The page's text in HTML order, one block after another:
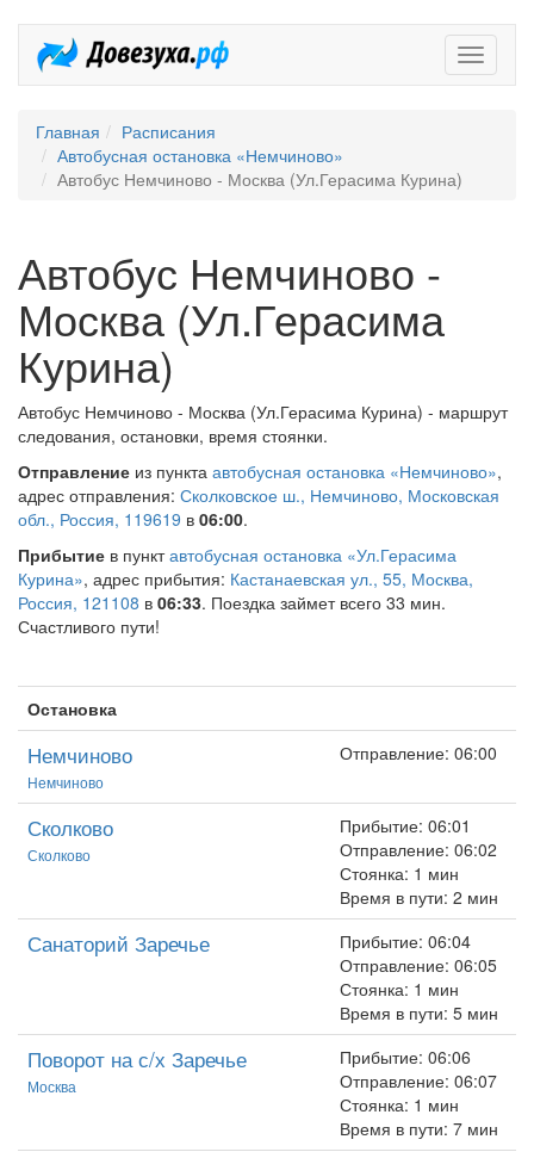
Главная
Расписания
Автобусная остановка «Немчиново»
Автобус Немчиново - Москва (Ул.Герасима Курина)
Автобус Немчиново -
Москва (Ул.Герасима
Курина)
Автобус Немчиново - Москва (Ул.Герасима Курина) - маршрут
следования, остановки, время стоянки.
Отправление из пункта автобусная остановка «Немчиново»,
адрес отправления: Сколковское ш., Немчиново, Московская
обл., Россия, 119619 в 06:00.
Прибытие в пунктавтобусная остановка «Ул.Герасима
Курина», адрес прибытия: Кастанаевская ул., 55, Москва,
Россия, 121108 в 06:33. Поездка займет всего 33 мин.
Счастливого пути!
Остановка
Немчиново
Немчиново
Отправление: 06:00
Сколково
Сколково
Прибытие: 06:01
Отправление: 06:02
Стоянка: 1 мин
Время в пути: 2 мин
Санаторий Заречье
Прибытие: 06:04
Отправление: 06:05
Стоянка: 1 мин
Время в пути: 5 мин
Поворот на с/х Заречье
Москва
Прибытие: 06:06
Отправление: 06:07
Стоянка: 1 мин
Время в пути: 7 мин